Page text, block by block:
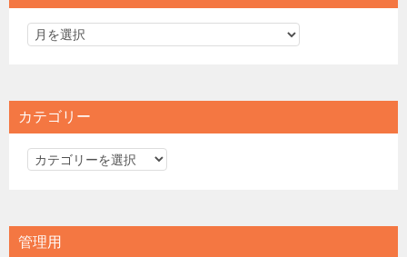
カテゴリー
カ
リ
ー
管理用